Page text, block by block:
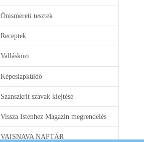
Önismereti tesztek
Receptek
Vallásközi
Képeslapküldő
Szanszkrit szavak kiejtése
Vissza Istenhez Magazin megrendelés
VAISNAVA NAPTÁR